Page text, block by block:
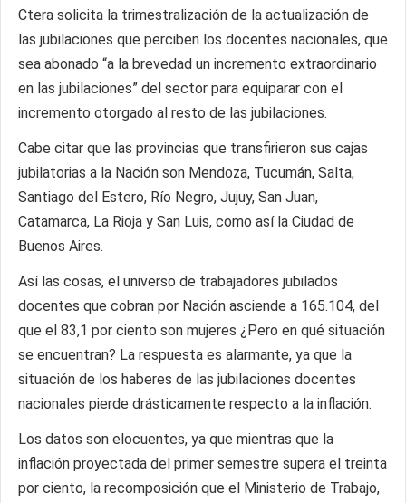
Ctera solicita la trimestralización de la actualización de
las jubilaciones que perciben los docentes nacionales, que
sea abonado “a la brevedad un incremento extraordinario
en las jubilaciones” del sector para equiparar con el
incremento otorgado al resto de las jubilaciones.
Cabe citar que las provincias que transfirieron sus cajas
jubilatorias a la Nación son Mendoza, Tucumán, Salta,
Santiago del Estero, Río Negro, Jujuy, San Juan,
Catamarca, La Rioja y San Luis, como así la Ciudad de
Buenos Aires.
Así las cosas, el universo de trabajadores jubilados
docentes que cobran por Nación asciende a 165.104, del
que el 83,1 por ciento son mujeres ¿Pero en qué situación
se encuentran? La respuesta es alarmante, ya que la
situación de los haberes de las jubilaciones docentes
nacionales pierde drásticamente respecto a la inflación.
Los datos son elocuentes, ya que mientras que la
inflación proyectada del primer semestre supera el treinta
por ciento, la recomposición que el Ministerio de Trabajo,